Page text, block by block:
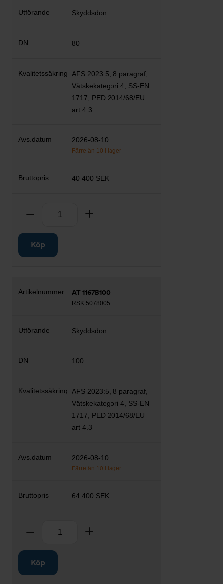
Skyddsdon
80
AFS 2023:5, 8 paragraf,
Vätskekategori 4, SS-EN
1717, PED 2014/68/EU
art 4.3
2026-08-10
Färre än 10 i lager
40 400 SEK
Ta bort
Köp
AT 1167B100
RSK 5078005
Skyddsdon
100
AFS 2023:5, 8 paragraf,
Vätskekategori 4, SS-EN
1717, PED 2014/68/EU
art 4.3
2026-08-10
Färre än 10 i lager
64 400 SEK
Ta bort
Köp